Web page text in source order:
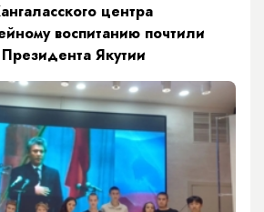
центра
воспитанию почтили
Якутии